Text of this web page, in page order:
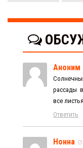
Аноним
рассады
все листья.
Ответить
Нонна